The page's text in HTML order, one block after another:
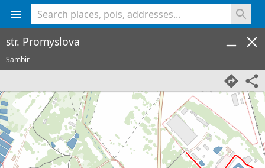
str. Promyslova
Sambir
<% console.log(hcard) %>